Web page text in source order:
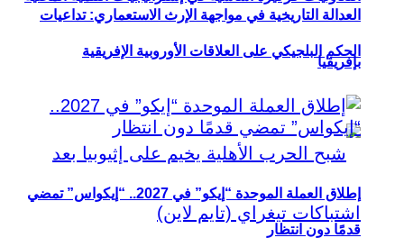
بإفريقيا
العدالة التاريخية في مواجهة الإرث الاستعماري: تداعيات
الحكم البلجيكي على العلاقات الأوروبية الإفريقية
إطلاق العملة الموحدة “إيكو” في 2027.. “إيكواس” تمضي
قدمًا دون انتظار